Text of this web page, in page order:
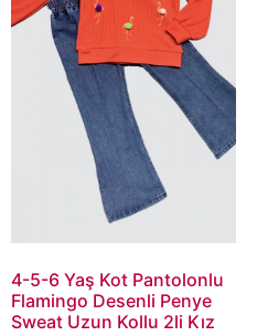
4-5-6 Yaş Kot Pantolonlu
Flamingo Desenli Penye
Sweat Uzun Kollu 2li Kız